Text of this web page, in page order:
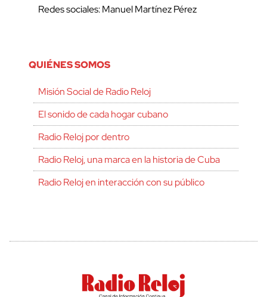
Redes sociales: Manuel Martínez Pérez
QUIÉNES SOMOS
Misión Social de Radio Reloj
El sonido de cada hogar cubano
Radio Reloj por dentro
Radio Reloj, una marca en la historia de Cuba
Radio Reloj en interacción con su público